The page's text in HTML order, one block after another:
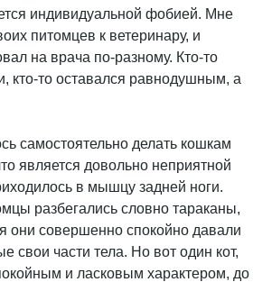
индивидуальной фобией. Мне
питомцев к ветеринару, и
на врача по-разному. Кто-то
кто-то оставался равнодушным, а
самостоятельно делать кошкам
является довольно неприятной
в мышцу задней ноги.
разбегались словно тараканы,
они совершенно спокойно давали
свои части тела. Но вот один кот,
и ласковым характером, до